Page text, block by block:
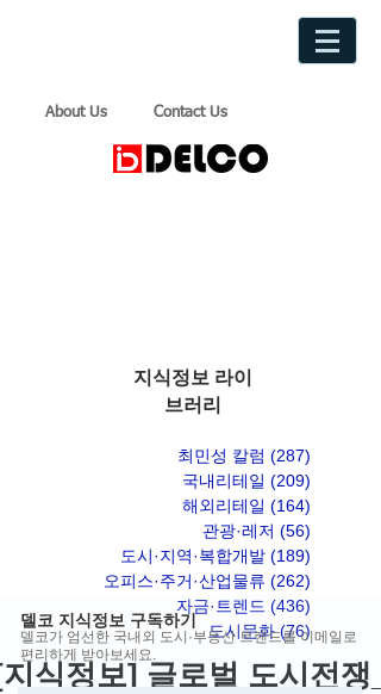
About Us Contact Us
지식정보 라이
브러리
최민성 칼럼 (287)
국내리테일 (209)
해외리테일 (164)
관광·레저 (56)
도시·지역·복합개발 (189)
오피스·주거·산업물류 (262)
자금·트렌드 (436)
도시문화 (76)게시물 76
식정보] 글로벌 도시전쟁_
델코 지식정보 구독하기
델코가 엄선한 국내외 도시·부동산 트렌드를 이메일로
편리하게 받아보세요.